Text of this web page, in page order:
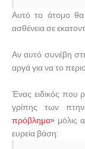
Αυτό το άτομο θα
ασθένεια σε
Αν αυτό συνέβη
αργά για να το
Ένας ειδικός που
γρίπης των
πρόβλημα» μόλις
ευρεία βάση: